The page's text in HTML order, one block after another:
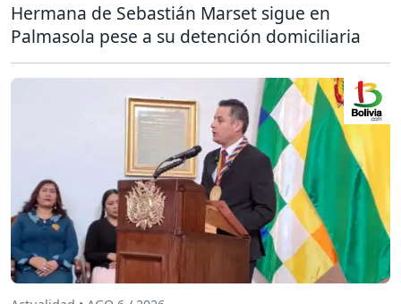
Hermana de Sebastián Marset sigue en
Palmasola pese a su detención domiciliaria